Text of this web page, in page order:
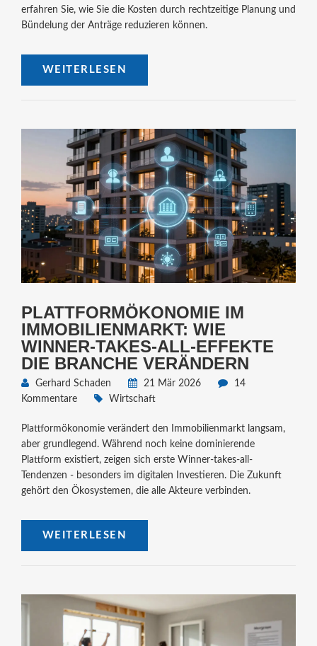
erfahren Sie, wie Sie die Kosten durch rechtzeitige Planung und
Bündelung der Anträge reduzieren können.
WEITERLESEN
PLATTFORMÖKONOMIE IM
IMMOBILIENMARKT: WIE
WINNER-TAKES-ALL-EFFEKTE
DIE BRANCHE VERÄNDERN
Gerhard Schaden 21 Mär 2026
14
Kommentare
Wirtschaft
Plattformökonomie verändert den Immobilienmarkt langsam,
aber grundlegend. Während noch keine dominierende
Plattform existiert, zeigen sich erste Winner-takes-all-
Tendenzen - besonders im digitalen Investieren. Die Zukunft
gehört den Ökosystemen, die alle Akteure verbinden.
WEITERLESEN